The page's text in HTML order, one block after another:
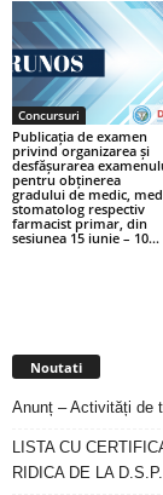
Concursuri
Publicația de examen
privind organizarea și
desfășurarea
pentru obținerea
gradului de medic,
stomatolog respectiv
farmacist primar, din
sesiunea 15 iunie – 10...
Noutati
Anunț – Activități de
LISTA CU
RIDICA DE LA